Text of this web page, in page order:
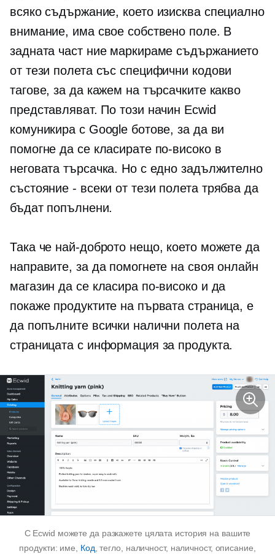
всяко съдържание, което изисква специално
внимание, има свое собствено поле. В
задната част ние маркираме съдържанието
от тези полета със специфични кодови
тагове, за да кажем на търсачките какво
представляват. По този начин Ecwid
комуникира с Google ботове, за да ви
помогне да се класирате по-високо в
неговата търсачка. Но с едно задължително
състояние - всеки от тези полета трябва да
бъдат попълнени.
Така че най-доброто нещо, което можете да
направите, за да помогнете на своя онлайн
магазин да се класира по-високо и да
покаже продуктите на първата страница, е
да попълните всички налични полета на
страницата с информация за продукта.
С Ecwid можете да разкажете цялата история на вашите
продукти: име, Код, тегло, наличност, наличност, описание,